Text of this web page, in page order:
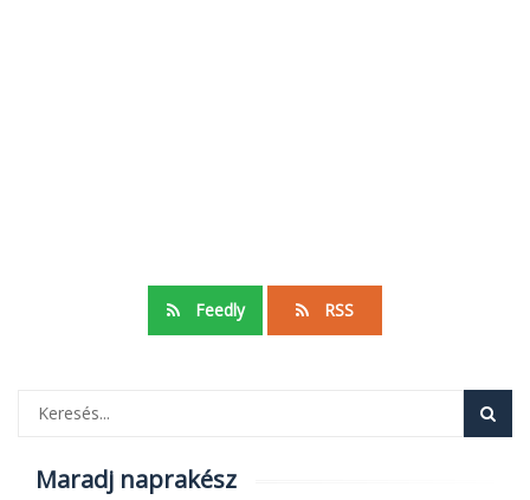
Feedly RSS
Maradj naprakész